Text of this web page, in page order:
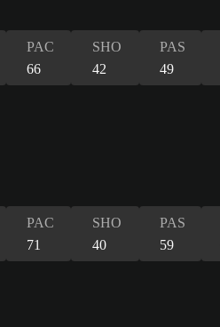
PAC
66
SHO
42
PAS
49
PAC
71
SHO
40
PAS
59